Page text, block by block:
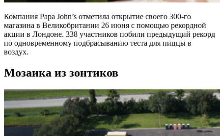
Компания Papa John’s отметила открытие своего 300-го
магазина в Великобритании 26 июня с помощью рекордной
акции в Лондоне. 338 участников побили предыдущий рекорд
по одновременному подбрасыванию теста для пиццы в
воздух.
Мозаика из зонтиков